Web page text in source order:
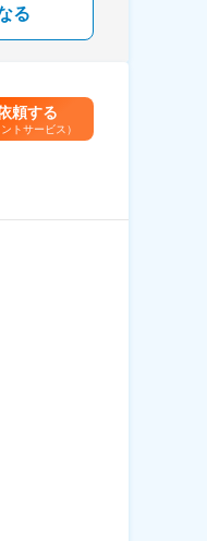
る
頼する
トサービス）